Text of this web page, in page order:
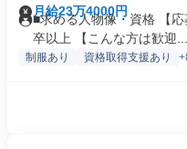
月給23万4000円
■求める人物像・資格 【
卒以上 【こんな方は歓迎...
制服あり 資格取得支援あり